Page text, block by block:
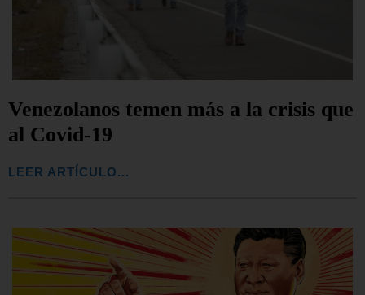
Venezolanos temen más a la crisis que
al Covid-19
LEER ARTÍCULO...